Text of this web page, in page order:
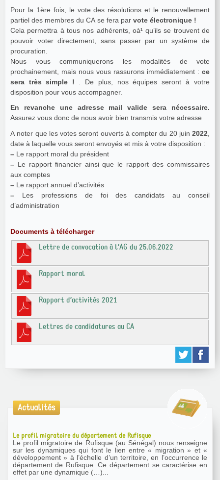
Pour la 1ère fois, le vote des résolutions et le renouvellement
partiel des membres du CA se fera par vote électronique !
Cela permettra à tous nos adhérents, oà¹ qu’ils se trouvent de
pouvoir voter directement, sans passer par un système de
procuration.
Nous vous communiquerons les modalités de vote
prochainement, mais nous vous rassurons immédiatement : ce
sera très simple !
. De plus, nos équipes seront à votre
disposition pour vous accompagner.
En revanche une adresse mail valide sera nécessaire.
Assurez vous donc de nous avoir bien transmis votre adresse
A noter que les votes seront ouverts à compter du 20 juin 2022
date à laquelle vous seront envoyés et mis à votre disposition :
– Le rapport moral du président
– Le rapport financier ainsi que le rapport des commissaires
aux comptes
– Le rapport annuel d’activités
– Les professions de foi des candidats au conseil
d’administration
Documents à télécharger
Lettre de convocation à l’AG du 25.06.2022
Rapport moral
Rapport d’activités 2021
Lettres de candidatures au CA
Actualités
Le profil migratoire du département de Rufisque
Le profil migratoire de Rufisque (au Sénégal) nous renseigne
sur les dynamiques qui font le lien entre « migration » et «
développement » à l’échelle d’un territoire, en l’occurrence le
département de Rufisque. Ce département se caractérise en
effet par une dynamique (…)...